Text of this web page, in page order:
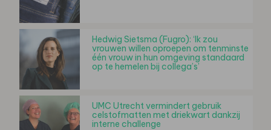
Hedwig Sietsma (Fugro): ‘Ik zou
vrouwen willen oproepen om tenminste
één vrouw in hun omgeving standaard
op te hemelen bij collega’s’
UMC Utrecht vermindert gebruik
celstofmatten met driekwart dankzij
interne challenge